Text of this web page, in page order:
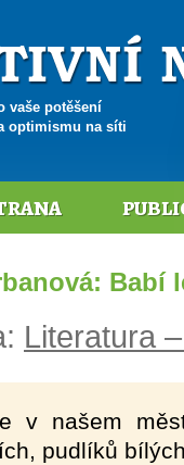
vaše potěšení
optimismu na síti
Babí
Literatura
v našem
pudlíků